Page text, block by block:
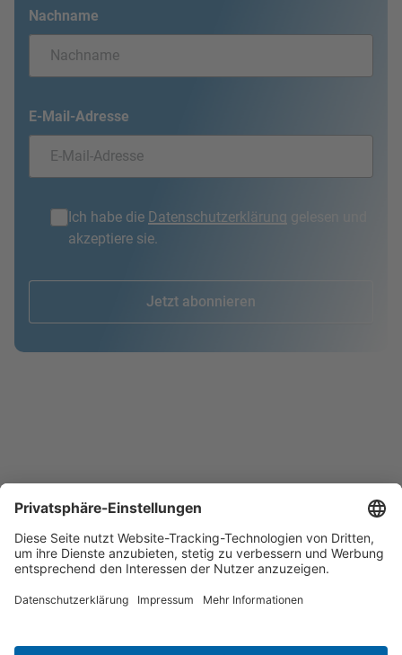
Nachname
E-Mail-Adresse
Ich habe die Datenschutzerklärung gelesen und
akzeptiere sie.
Jetzt abonnieren